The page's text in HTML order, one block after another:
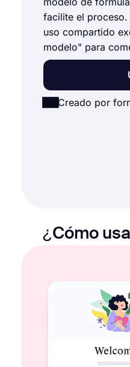
facilite el
uso compartido
modelo" para
Creado por
¿Cómo